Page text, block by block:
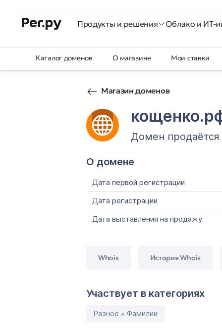
Продукты и решения Облако и ИТ-
Каталог доменов О магазине Мои ставки
Магазин доменов
Домен продаётся
О домене
Дата первой регистрации
Дата регистрации
Дата выставления на продажу
Whois История Whois
Участвует в категориях
Разное » Фамилии